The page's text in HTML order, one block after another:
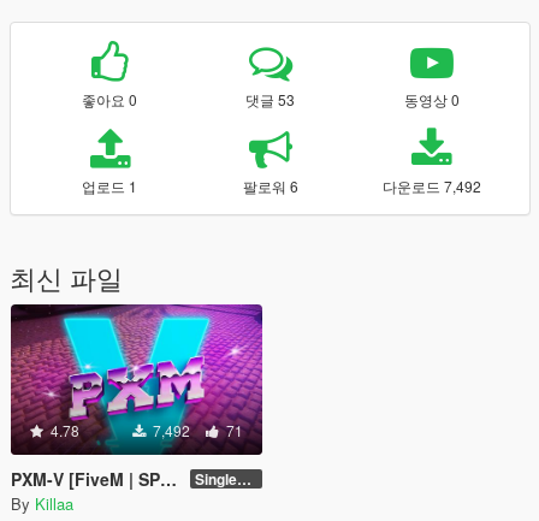
좋아요 0 댓글 53 동영상 0
업로드 1 팔로워 6 다운로드 7,492
최신 파일
4.78 7,492 71
PXM-V [FiveM | SP | Add-On | OIV] Singleplayer 1.0
By Killaa